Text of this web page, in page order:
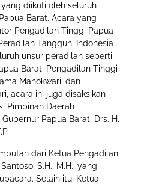
diikuti oleh seluruh
Barat. Acara yang
Pengadilan Tinggi Papua
Tangguh, Indonesia
unsur peradilan seperti
Barat, Pengadilan Tinggi
Manokwari, dan
acara ini juga disaksikan
Pimpinan Daerah
Papua Barat, Drs. H.
dari Ketua Pengadilan
S.H., M.H., yang
Selain itu, Ketua